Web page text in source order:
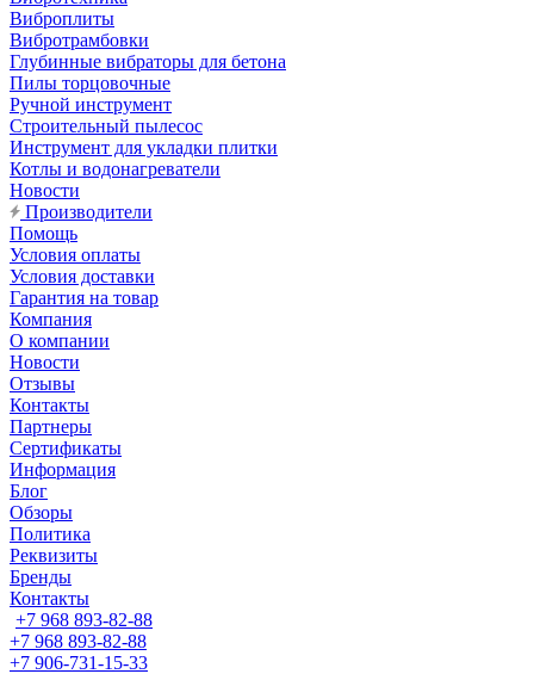
Виброплиты
Вибротрамбовки
Глубинные вибраторы для бетона
Пилы торцовочные
Ручной инструмент
Строительный пылесос
Инструмент для укладки плитки
Котлы и водонагреватели
Новости
Производители
Помощь
Условия оплаты
Условия доставки
Гарантия на товар
Компания
О компании
Новости
Отзывы
Контакты
Партнеры
Сертификаты
Информация
Блог
Обзоры
Политика
Реквизиты
Бренды
Контакты
+7 968 893-82-88
+7 968 893-82-88
+7 906-731-15-33